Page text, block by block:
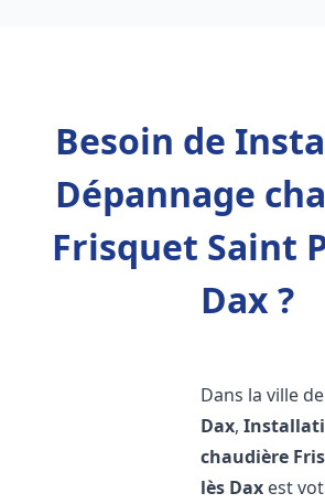
Besoin de
Dépannage
Frisquet Saint
Dax ?
Dans la ville
Dax,
chaudière
lès Dax est